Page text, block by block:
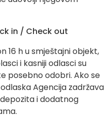
in / Check out
16 h u smještajni objekt,
i kasniji odlasci su
posebno odobri. Ako se
Agencija zadržava
i dodatnog